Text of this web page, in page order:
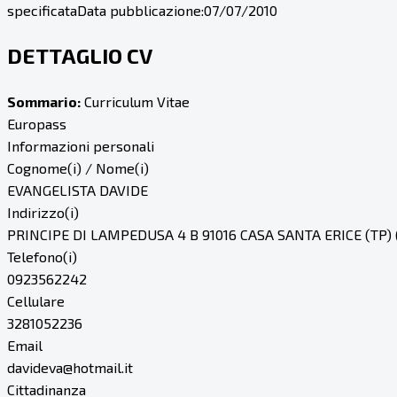
specificataData pubblicazione:07/07/2010
DETTAGLIO CV
Sommario: Curriculum Vitae
Europass
Informazioni personali
Cognome(i) / Nome(i)
EVANGELISTA DAVIDE
Indirizzo(i)
PRINCIPE DI LAMPEDUSA 4 B 91016 CASA SANTA ERICE
Telefono(i)
0923562242
Cellulare
3281052236
Email
davideva@hotmail.it
Cittadinanza